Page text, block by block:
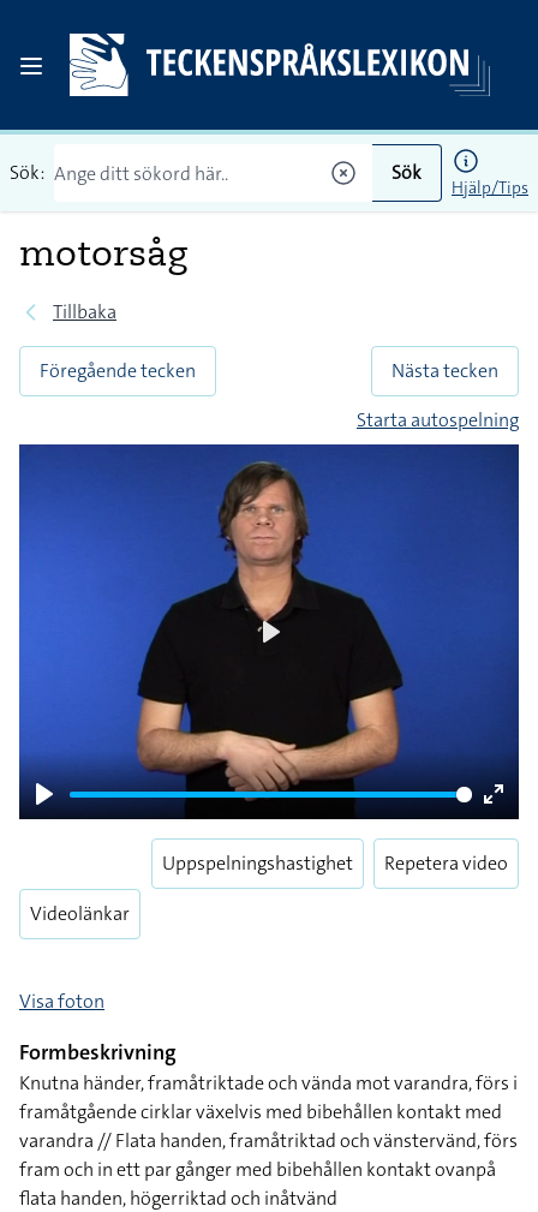
Sök: Sök
Hjälp/Tips
motorsåg
Tillbaka
Föregående tecken
Nästa tecken
Starta autospelning
Play
Enter
Videolänkar
Uppspelningshastighet Repetera video
Visa foton
Formbeskrivning
Knutna händer, framåtriktade och vända mot varandra, förs i
framåtgående cirklar växelvis med bibehållen kontakt med
varandra // Flata handen, framåtriktad och vänstervänd, förs
fram och in ett par gånger med bibehållen kontakt ovanpå
flata handen, högerriktad och inåtvänd